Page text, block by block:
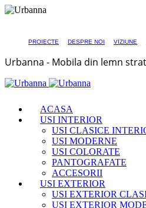
PROIECTE DESPRE NOI VIZIUNE
Urbanna - Mobila din lemn
ACASA
USI INTERIOR
USI CLASICE
USI MODERNE
USI COLORATE
PANTOGRAFATE
ACCESORII
USI EXTERIOR
USI EXTERIOR
USI EXTERIOR